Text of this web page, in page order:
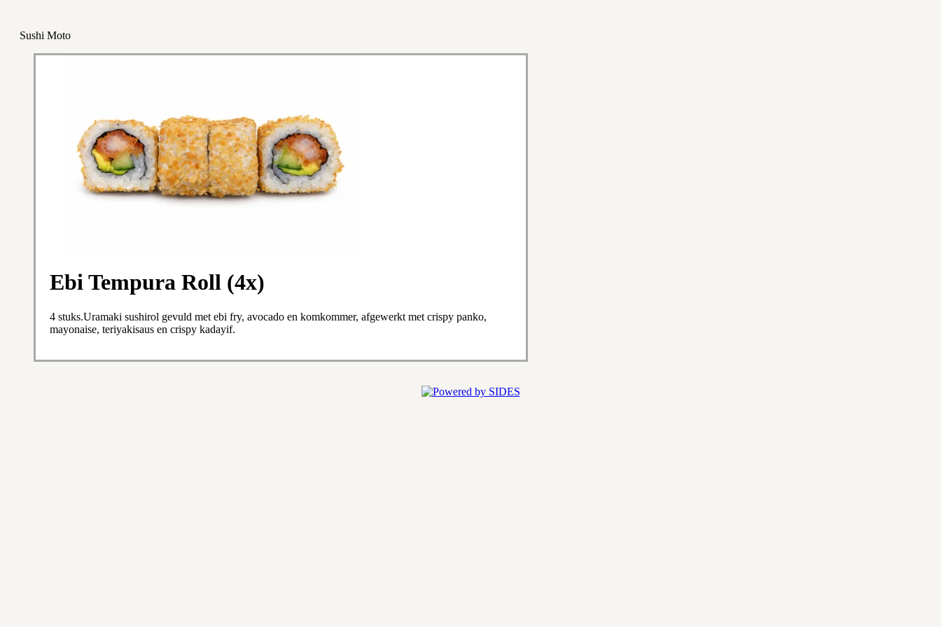
Sushi Moto
Ebi Tempura Roll (4x)
4 stuks.Uramaki sushirol gevuld met ebi fry, avocado en komkommer, afgewerkt met crispy panko,
mayonaise, teriyakisaus en crispy kadayif.